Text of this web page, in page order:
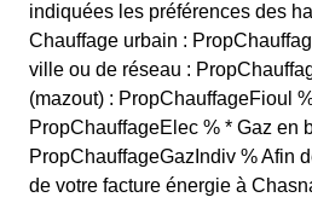
indiquées les préférences des
Chauffage urbain :
ville ou de réseau :
(mazout) : PropChauffageFioul
PropChauffageElec % * Gaz en
PropChauffageGazIndiv % Afin
de votre facture énergie à